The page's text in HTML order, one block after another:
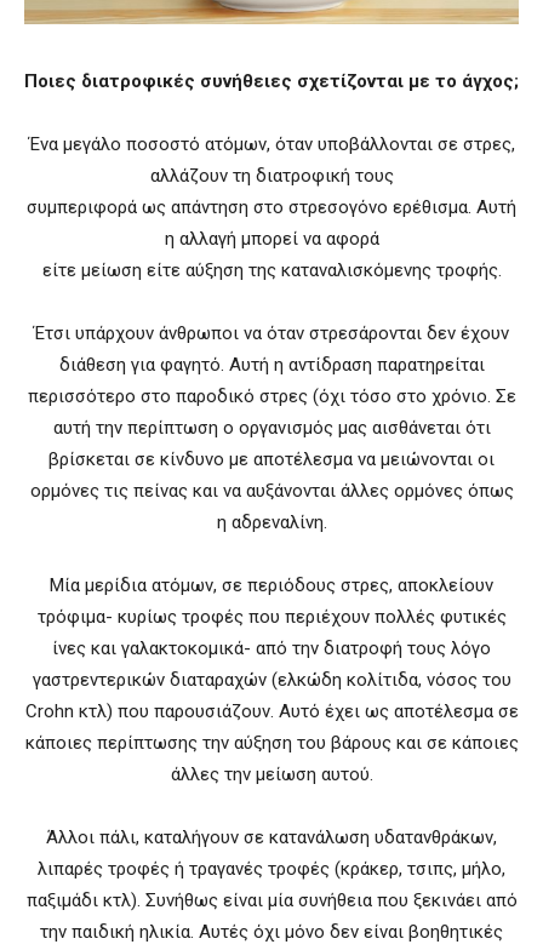
Ποιες διατροφικές συνήθειες σχετίζονται με το άγχος;
Ένα μεγάλο ποσοστό ατόμων, όταν υποβάλλονται σε στρες,
αλλάζουν τη διατροφική τους
συμπεριφορά ως απάντηση στο στρεσογόνο ερέθισμα. Αυτή
η αλλαγή μπορεί να αφορά
είτε μείωση είτε αύξηση της καταναλισκόμενης τροφής.
Έτσι υπάρχουν άνθρωποι να όταν στρεσάρονται δεν έχουν
διάθεση για φαγητό. Αυτή η αντίδραση παρατηρείται
περισσότερο στο παροδικό στρες (όχι τόσο στο χρόνιο. Σε
αυτή την περίπτωση ο οργανισμός μας αισθάνεται ότι
βρίσκεται σε κίνδυνο με αποτέλεσμα να μειώνονται οι
ορμόνες τις πείνας και να αυξάνονται άλλες ορμόνες όπως
η αδρεναλίνη.
Μία μερίδια ατόμων, σε περιόδους στρες, αποκλείουν
τρόφιμα- κυρίως τροφές που περιέχουν πολλές φυτικές
ίνες και γαλακτοκομικά- από την διατροφή τους λόγο
γαστρεντερικών διαταραχών (ελκώδη κολίτιδα, νόσος του
Crohn κτλ) που παρουσιάζουν. Αυτό έχει ως αποτέλεσμα σε
κάποιες περίπτωσης την αύξηση του βάρους και σε κάποιες
άλλες την μείωση αυτού.
Άλλοι πάλι, καταλήγουν σε κατανάλωση υδατανθράκων,
λιπαρές τροφές ή τραγανές τροφές (κράκερ, τσιπς, μήλο,
παξιμάδι κτλ). Συνήθως είναι μία συνήθεια που ξεκινάει από
την παιδική ηλικία. Αυτές όχι μόνο δεν είναι βοηθητικές